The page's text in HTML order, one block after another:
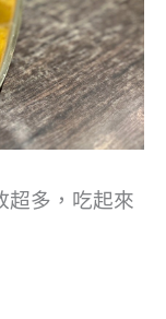
超多，吃起來